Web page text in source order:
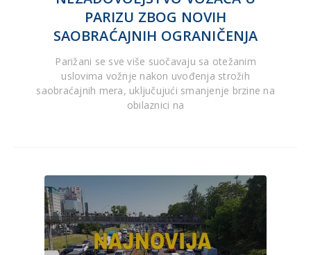
PARIZU ZBOG NOVIH
SAOBRAĆAJNIH OGRANIČENJA
Parižani se sve više suočavaju sa otežanim
uslovima vožnje nakon uvođenja strožih
saobraćajnih mera, uključujući smanjenje brzine na
obilaznici na